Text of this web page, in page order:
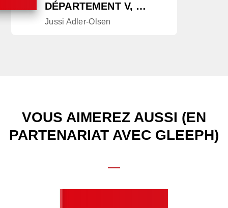
DÉPARTEMENT V, …
Jussi Adler-Olsen
VOUS AIMEREZ AUSSI (EN
PARTENARIAT AVEC GLEEPH)